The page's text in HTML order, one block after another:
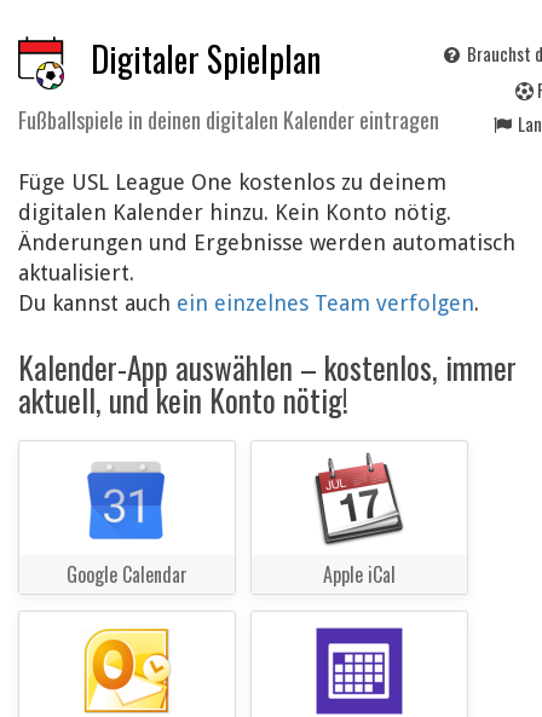
Digitaler Spielplan
Fußballspiele in deinen digitalen Kalender eintragen
Brauchst
Füge USL League One kostenlos zu deinem
digitalen Kalender hinzu. Kein Konto nötig.
Änderungen und Ergebnisse werden automatisch
aktualisiert.
Du kannst auch ein einzelnes Team verfolgen.
Kalender-App auswählen – kostenlos, immer
aktuell, und kein Konto nötig!
Google Calendar Apple iCal